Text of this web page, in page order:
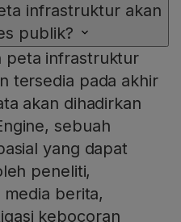
infrastruktur akan
publik?
peta infrastruktur
tersedia pada akhir
akan dihadirkan
sebuah
yang dapat
peneliti,
berita,
kebocoran